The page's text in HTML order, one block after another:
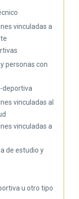
vinculadas a
personas con
deportiva
vinculadas al
vinculadas a
de estudio y
u otro tipo